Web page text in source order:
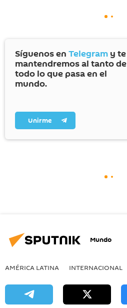
Síguenos en Telegram y te
mantendremos al tanto de
todo lo que pasa en el
mundo.
Unirme
Mundo
AMÉRICA LATINA INTERNACIONAL